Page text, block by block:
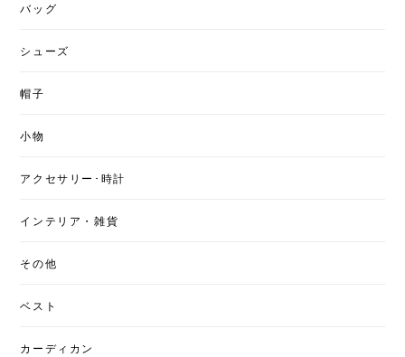
バッグ
シューズ
帽子
小物
アクセサリー･時計
インテリア・雑貨
その他
ベスト
カーディカン